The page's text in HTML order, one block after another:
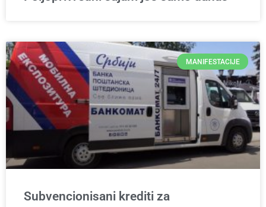
MANIFESTACIJE
Subvencionisani krediti za